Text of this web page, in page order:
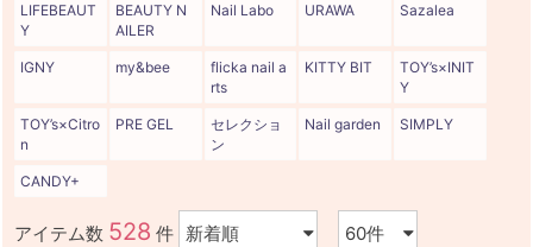
LIFEBEAUT
Y
BEAUTY N
AILER
Nail Labo URAWA Sazalea
IGNY my&bee
flicka nail a
rts
KITTY BIT
TOY’s×INIT
Y
TOY’s×Citro
n
PRE GEL
セレクショ
ン
Nail garden SIMPLY
CANDY+
アイテム数 528 件